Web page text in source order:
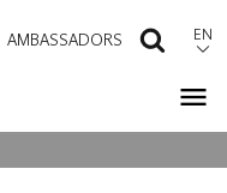
AMBASSADORS EN